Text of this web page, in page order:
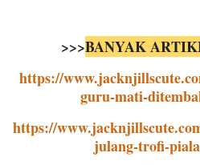
>>>BANYAK
https://
guru-mati-
https://
julang-trofi-